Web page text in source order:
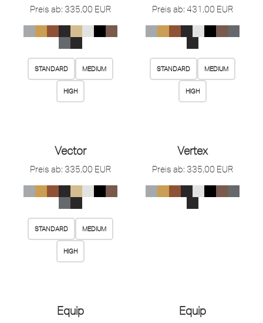
Preis ab: 335,00 EUR
STANDARD MEDIUM
HIGH
Preis ab: 431,00 EUR
STANDARD MEDIUM
HIGH
Vector
Preis ab: 335,00 EUR
STANDARD MEDIUM
HIGH
Vertex
Preis ab: 335,00 EUR
Equip Equip